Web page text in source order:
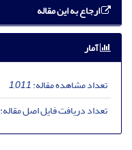
ارجاع به این مقاله
آمار
تعداد مشاهده مقاله:1,011
تعداد دریافت فایل اصل مقاله: